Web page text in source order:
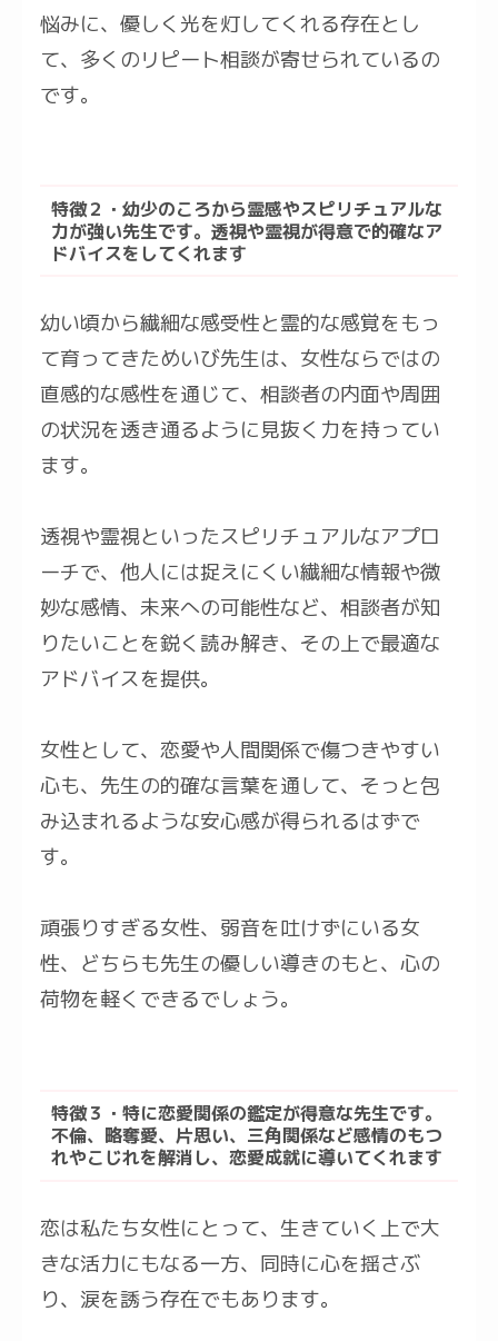
悩みに、優しく光を灯してくれる存在とし
て、多くのリピート相談が寄せられているの
です。
特徴２・幼少のころから霊感やスピリチュアルな
力が強い先生です。透視や霊視が得意で的確なア
ドバイスをしてくれます
幼い頃から繊細な感受性と霊的な感覚をもっ
て育ってきためいび先生は、女性ならではの
直感的な感性を通じて、相談者の内面や周囲
の状況を透き通るように見抜く力を持ってい
ます。
透視や霊視といったスピリチュアルなアプロ
ーチで、他人には捉えにくい繊細な情報や微
妙な感情、未来への可能性など、相談者が知
りたいことを鋭く読み解き、その上で最適な
アドバイスを提供。
女性として、恋愛や人間関係で傷つきやすい
心も、先生の的確な言葉を通して、そっと包
み込まれるような安心感が得られるはずで
す。
頑張りすぎる女性、弱音を吐けずにいる女
性、どちらも先生の優しい導きのもと、心の
荷物を軽くできるでしょう。
特徴３・特に恋愛関係の鑑定が得意な先生です。
不倫、略奪愛、片思い、三角関係など感情のもつ
れやこじれを解消し、恋愛成就に導いてくれます
恋は私たち女性にとって、生きていく上で大
きな活力にもなる一方、同時に心を揺さぶ
り、涙を誘う存在でもあります。